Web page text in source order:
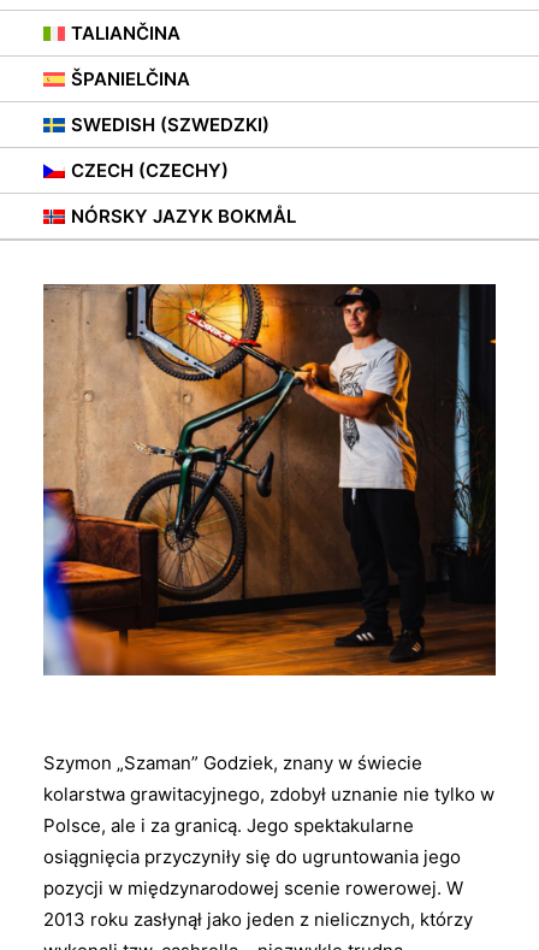
TALIANČINA
ŠPANIELČINA
SWEDISH (SZWEDZKI)
CZECH (CZECHY)
NÓRSKY JAZYK BOKMÅL
Szymon „Szaman” Godziek, znany w świecie
kolarstwa grawitacyjnego, zdobył uznanie nie tylko w
Polsce, ale i za granicą. Jego spektakularne
osiągnięcia przyczyniły się do ugruntowania jego
pozycji w międzynarodowej scenie rowerowej. W
2013 roku zasłynął jako jeden z nielicznych, którzy